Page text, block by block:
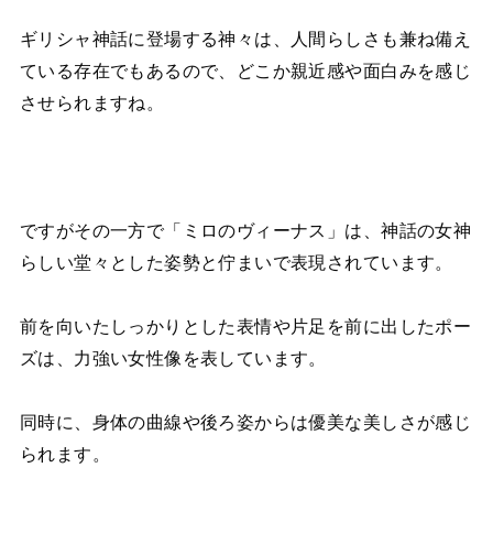
ギリシャ神話に登場する神々は、人間らしさも兼ね備え
ている存在でもあるので、どこか親近感や面白みを感じ
させられますね。
ですがその一方で「ミロのヴィーナス」は、神話の女神
らしい堂々とした姿勢と佇まいで表現されています。
前を向いたしっかりとした表情や片足を前に出したポー
ズは、力強い女性像を表しています。
同時に、身体の曲線や後ろ姿からは優美な美しさが感じ
られます。